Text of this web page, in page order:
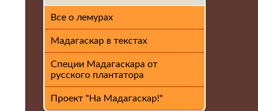
Все о лемурах
Мадагаскар в текстах
Специи Мадагаскара от
русского плантатора
Проект "На Мадагаскар!"